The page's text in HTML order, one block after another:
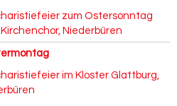
zum Ostersonntag
Niederbüren
im Kloster Glattburg,